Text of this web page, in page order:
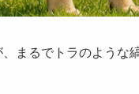
まるでトラのような